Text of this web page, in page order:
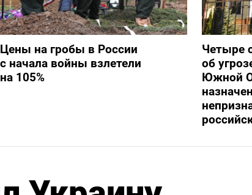
Цены на гробы в России
с начала войны взлетели
на 105%
Четыре
об
Южной